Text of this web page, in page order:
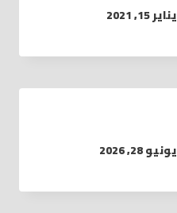
يناير 15, 2021
يونيو 28, 2026